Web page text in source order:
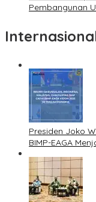
Pembangunan
Presiden Joko
BIMP-EAGA